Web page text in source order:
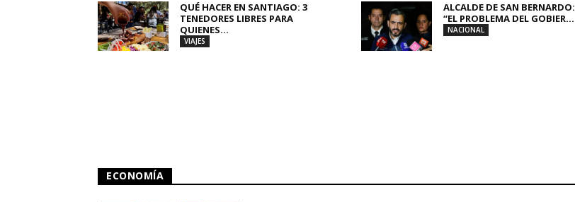
QUÉ HACER EN SANTIAGO: 3
TENEDORES LIBRES PARA
QUIENES...
VIAJES
ALCALDE DE SAN BERNARDO:
“EL PROBLEMA DEL GOBIER...
NACIONAL
ECONOMÍA